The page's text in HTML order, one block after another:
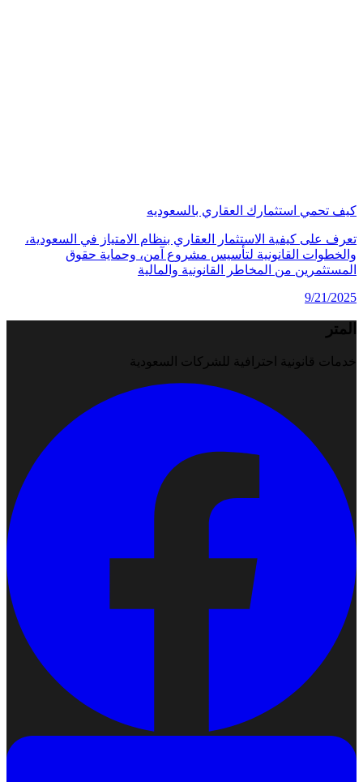
كيف تحمي استثمارك العقاري بالسعوديه
تعرف على كيفية الاستثمار العقاري بنظام الامتياز في السعودية،
والخطوات القانونية لتأسيس مشروع آمن، وحماية حقوق
المستثمرين من المخاطر القانونية والمالية
9/21/2025
المتر
خدمات قانونية احترافية للشركات السعودية